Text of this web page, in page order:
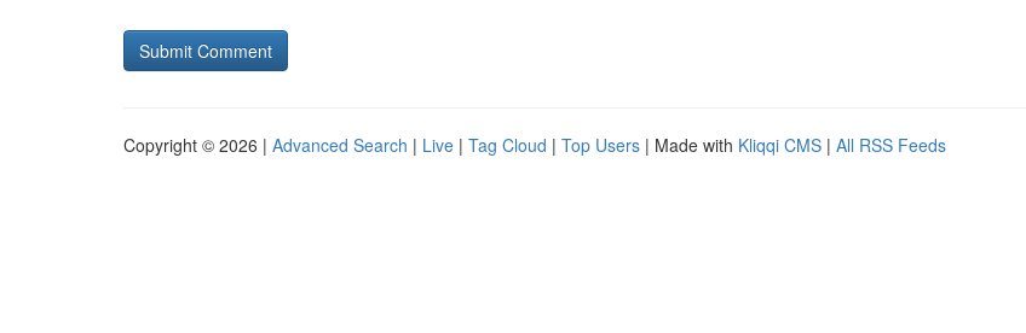
Copyright © 2026 | Advanced Search | Live | Tag Cloud | Top Users | Made with Kliqqi CMS | All RSS Feeds